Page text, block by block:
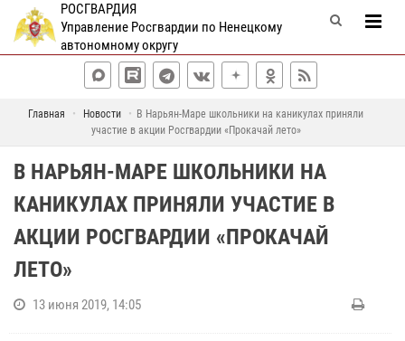
РОСГВАРДИЯ
Управление Росгвардии по Ненецкому
автономному округу
Главная Новости
В Нарьян-Маре школьники на каникулах приняли
участие в акции Росгвардии «Прокачай лето»
В НАРЬЯН-МАРЕ ШКОЛЬНИКИ НА
КАНИКУЛАХ ПРИНЯЛИ УЧАСТИЕ В
АКЦИИ РОСГВАРДИИ «ПРОКАЧАЙ
ЛЕТО»
13 июня 2019, 14:05